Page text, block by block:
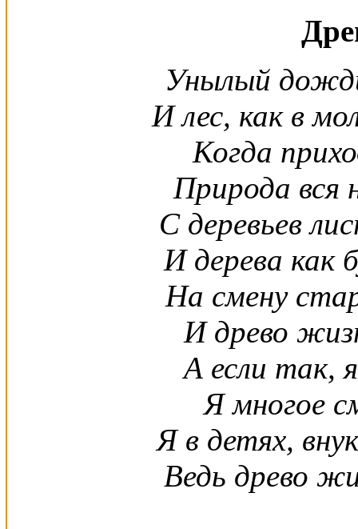
Унылый
И лес, как в
Когда
Природа вся
С деревьев
И дерева
На смену
И древо
А если так,
Я многое
Я в детях,
Ведь древо